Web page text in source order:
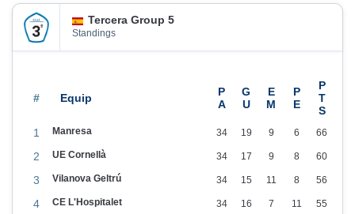
n
Tercera Group 5
Standings
#
1 Manresa 34 19 9 6 66
2 UE Cornellà 34 17 9 8 60
3 Vilanova Geltrú 34 15 11 8 56
4 CE L'Hospitalet 34 16 7 11 55